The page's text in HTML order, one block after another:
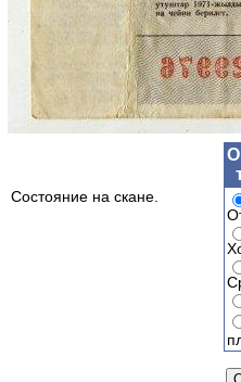
Состояние на скане.